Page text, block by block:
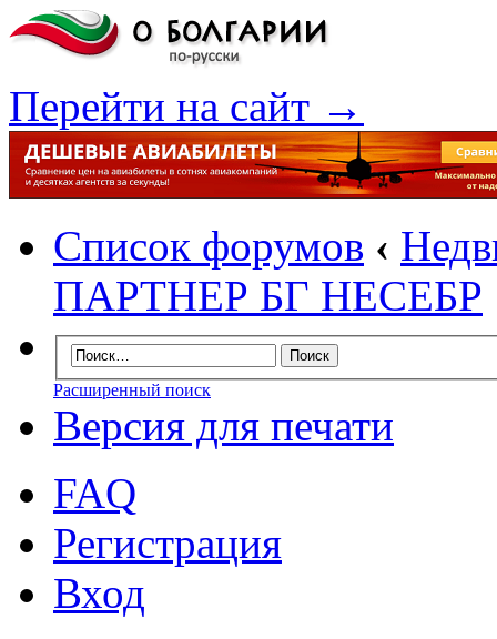
Перейти на сайт →
Список форумов ‹
ПАРТНЕР БГ НЕСЕБР
Расширенный поиск
Версия для печати
FAQ
Регистрация
Вход